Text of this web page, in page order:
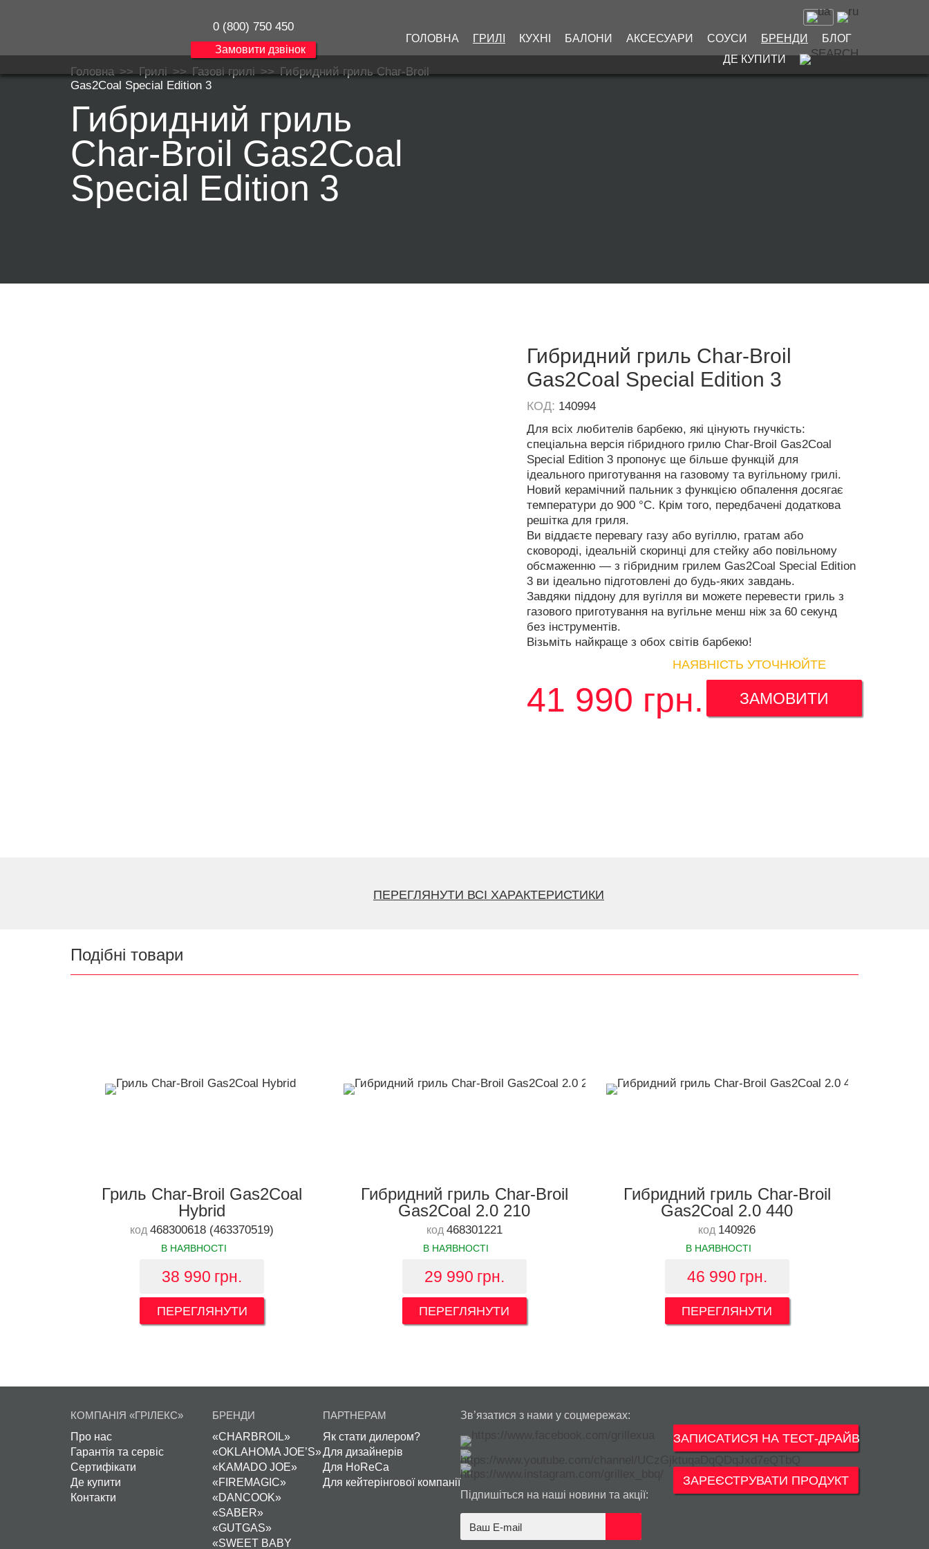
0 (800) 750 450
Замовити дзвінок
ГОЛОВНА ГРИЛІ КУХНІ БАЛОНИ АКСЕСУАРИ СОУСИ БРЕНДИ
БЛОГ
ДЕ КУПИТИ
Головна>>Грилі>>Газові грилі>>Гибридний гриль Char-Broil
Gas2Coal Special Edition 3
Гибридний гриль
Char-Broil Gas2Coal
Special Edition 3
Гибридний гриль Char-Broil
Gas2Coal Special Edition 3
КОД: 140994
Для всіх любителів барбекю, які цінують гнучкість:
спеціальна версія гібридного грилю Char-Broil Gas2Coal
Special Edition 3 пропонує ще більше функцій для
ідеального приготування на газовому та вугільному грилі.
Новий керамічний пальник з функцією обпалення досягає
температури до 900 °C. Крім того, передбачені додаткова
решітка для гриля.
Ви віддаєте перевагу газу або вугіллю, гратам або
сковороді, ідеальній скоринці для стейку або повільному
обсмаженню — з гібридним грилем Gas2Coal Special Edition
3 ви ідеально підготовлені до будь-яких завдань.
Завдяки піддону для вугілля ви можете перевести гриль з
газового приготування на вугільне менш ніж за 60 секунд
без інструментів.
Візьміть найкраще з обох світів барбекю!
НАЯВНІСТЬ УТОЧНЮЙТЕ
41 990 грн. ЗАМОВИТИ
ПЕРЕГЛЯНУТИ ВСІ ХАРАКТЕРИСТИКИ
Подібні товари
Гриль Char-Broil Gas2Coal
Hybrid
код468300618 (463370519)
В НАЯВНОСТІ
38 990 грн.
ПЕРЕГЛЯНУТИ
Гибридний гриль Char-Broil
Gas2Coal 2.0 210
код 468301221
В НАЯВНОСТІ
29 990 грн.
ПЕРЕГЛЯНУТИ
Гибридний гриль Char-Broil
Gas2Coal 2.0 440
код 140926
В НАЯВНОСТІ
46 990 грн.
ПЕРЕГЛЯНУТИ
КОМПАНІЯ «ГРІЛЕКС»
Про нас
Гарантія та сервіс
Сертифікати
Де купити
Контакти
БРЕНДИ
«CHARBROIL»
«OKLAHOMA JOE’S»
«KAMADO JOE»
«FIREMAGIC»
«DANCOOK»
«SABER»
«GUTGAS»
«SWEET BABY
ПАРТНЕРАМ
Як стати дилером?
Для дизайнерів
Для HoReCa
Для кейтерінгової компанії
Зв’язатися з нами у соцмережах:
Підпишіться на наші новини та акції:
ЗАПИСАТИСЯ НА ТЕСТ-ДРАЙВ
ЗАРЕЄСТРУВАТИ ПРОДУКТ